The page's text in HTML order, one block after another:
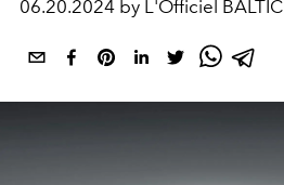
06.20.2024 by L'Officiel BALTIC